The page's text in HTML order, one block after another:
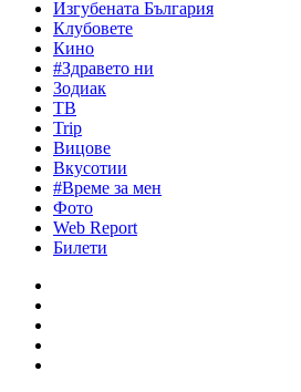
Изгубената България
Клубовете
Кино
#Здравето ни
Зодиак
ТВ
Trip
Вицове
Вкусотии
#Време за мен
Фото
Web Report
Билети